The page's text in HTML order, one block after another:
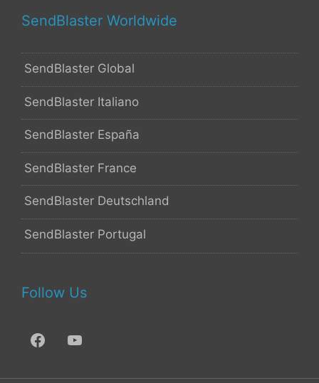
SendBlaster Worldwide
SendBlaster Global
SendBlaster Italiano
SendBlaster España
SendBlaster France
SendBlaster Deutschland
SendBlaster Portugal
Follow Us